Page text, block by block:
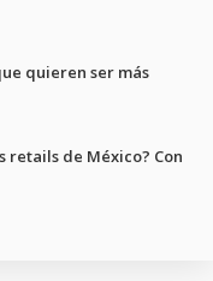
quieren ser más
retails de México? Con